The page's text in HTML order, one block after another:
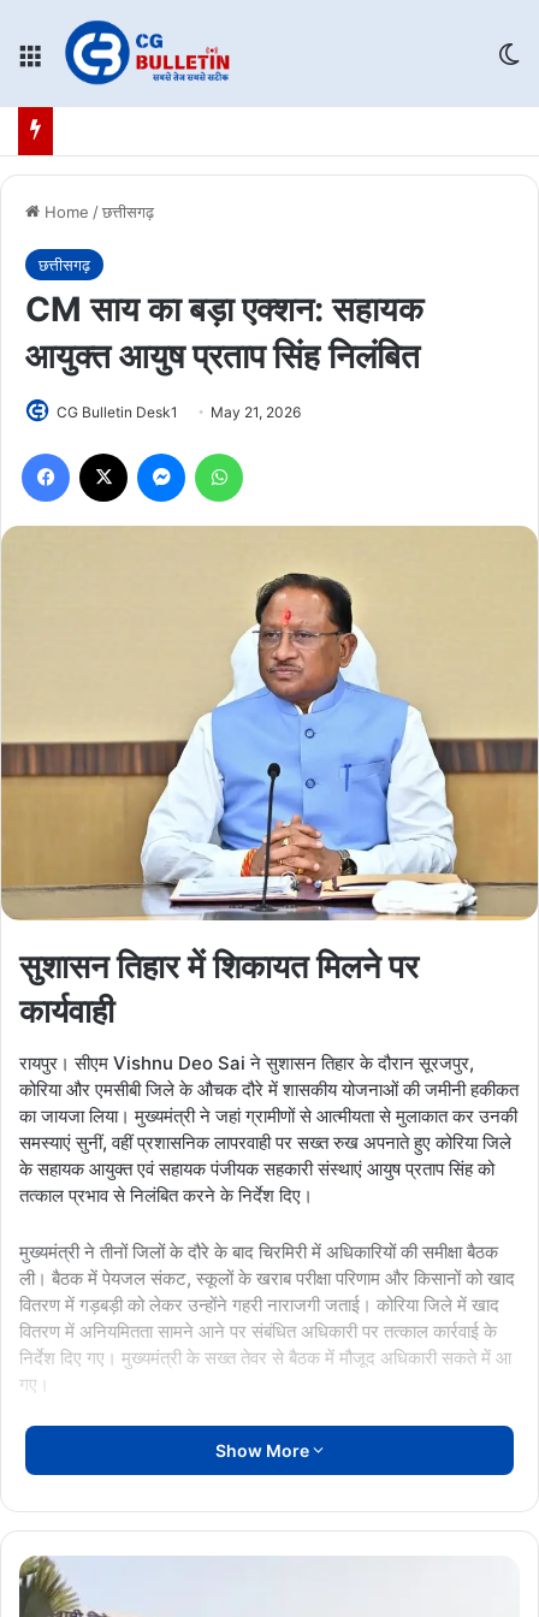
Menu
Home /छत्तीसगढ़
छत्तीसगढ़
CM साय का बड़ा एक्शन: सहायक
आयुक्त आयुष प्रताप सिंह निलंबित
CG Bulletin Desk1 May 21, 2026
Facebook Messenger
सुशासन तिहार में शिकायत मिलने पर
कार्यवाही
रायपुर। सीएम Vishnu Deo Sai ने सुशासन तिहार के दौरान सूरजपुर,
कोरिया और एमसीबी जिले के औचक दौरे में शासकीय योजनाओं की जमीनी हकीकत
का जायजा लिया। मुख्यमंत्री ने जहां ग्रामीणों से आत्मीयता से मुलाकात कर उनकी
समस्याएं सुनीं, वहीं प्रशासनिक लापरवाही पर सख्त रुख अपनाते हुए कोरिया जिले
के सहायक आयुक्त एवं सहायक पंजीयक सहकारी संस्थाएं आयुष प्रताप सिंह को
तत्काल प्रभाव से निलंबित करने के निर्देश दिए।
मुख्यमंत्री ने तीनों जिलों के दौरे के बाद चिरमिरी में अधिकारियों की समीक्षा बैठक
ली। बैठक में पेयजल संकट, स्कूलों के खराब परीक्षा परिणाम और किसानों को खाद
वितरण में गड़बड़ी को लेकर उन्होंने गहरी नाराजगी जताई। कोरिया जिले में खाद
वितरण में अनियमितता सामने आने पर संबंधित अधिकारी पर तत्काल कार्रवाई के
निर्देश दिए गए। मुख्यमंत्री के सख्त तेवर से बैठक में मौजूद अधिकारी सकते में आ
गए।
मुख्यमंत्री साय ने कहा कि जिन क्षेत्रों में पेयजल संकट है, वहां टैंकरों के जरिए
नियमित जल आपूर्ति सुनिश्चित करना कलेक्टरों की जिम्मेदारी है। उन्होंने स्पष्ट
सीधे जिम्मेदार माने जाएंगे।
स्कूलों के परीक्षा परिणाम पर नाराजगी जताते हुए मुख्यमंत्री ने आगामी शिक्षा सत्र
के लिए बेहतर कार्ययोजना तैयार करने और स्कूलों में अध्ययन-अध्यापन व्यवस्था को
Show More
रायपुर
एयरपोर्ट